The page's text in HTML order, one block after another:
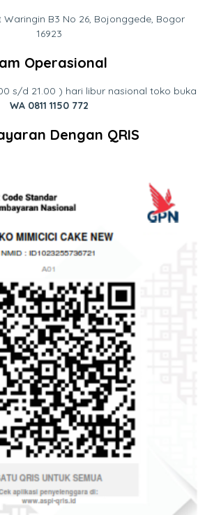
Waringin B3 No 26, Bojonggede, Bogor
16923
Operasional
s/d 21.00 ) hari libur nasional toko buka
WA 0811 1150 772
Dengan QRIS